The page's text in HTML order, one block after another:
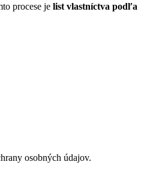
procese je list vlastníctva podľa
osobných údajov.